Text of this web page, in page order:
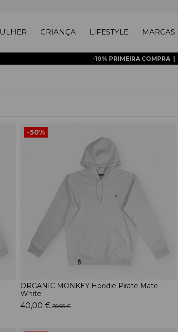
CRIANÇA LIFESTYLE MARCAS
-10% PRIMEIRA COMPRA |
-50%
ORGANIC MONKEY Hoodie Pirate Mate -
White
40,00 € 80,00 €